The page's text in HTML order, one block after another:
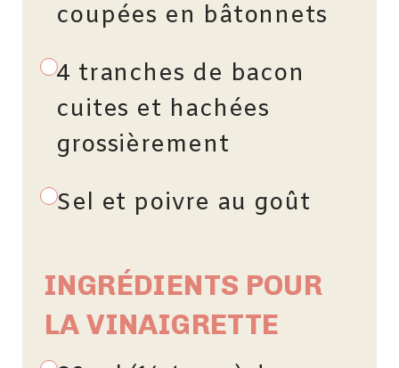
coupées en bâtonnets
4 tranches de bacon
cuites et hachées
grossièrement
Sel et poivre au goût
INGRÉDIENTS POUR
LA VINAIGRETTE